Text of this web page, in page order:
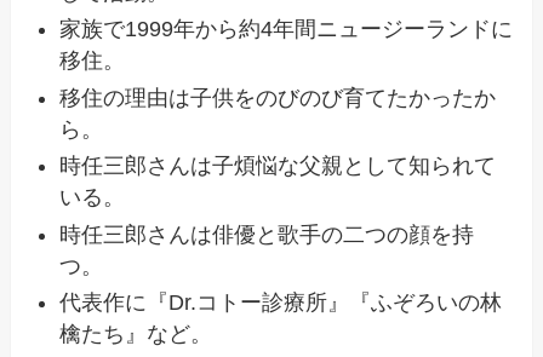
家族で1999年から約4年間ニュージーランドに
移住。
移住の理由は子供をのびのび育てたかったか
ら。
時任三郎さんは子煩悩な父親として知られて
いる。
時任三郎さんは俳優と歌手の二つの顔を持
つ。
代表作に『Dr.コトー診療所』『ふぞろいの林
檎たち』など。